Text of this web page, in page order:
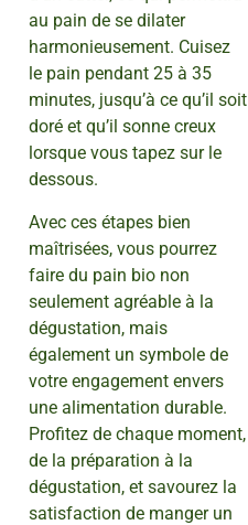
au pain de se dilater
harmonieusement. Cuisez
le pain pendant 25 à 35
minutes, jusqu’à ce qu’il soit
doré et qu’il sonne creux
lorsque vous tapez sur le
dessous.
Avec ces étapes bien
maîtrisées, vous pourrez
faire du pain bio non
seulement agréable à la
dégustation, mais
également un symbole de
votre engagement envers
une alimentation durable.
Profitez de chaque moment,
de la préparation à la
dégustation, et savourez la
satisfaction de manger un